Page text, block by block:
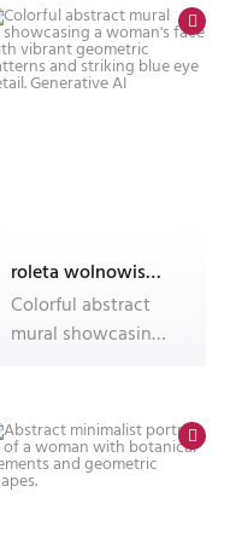
roleta wolnowisząca electro z nadrukiem
Colorful abstract
mural showcasing